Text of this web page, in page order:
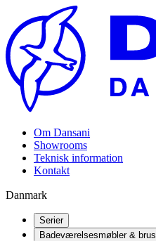
Om Dansani
Showrooms
Teknisk information
Kontakt
Danmark
Serier
Badeværelsesmøbler & brus